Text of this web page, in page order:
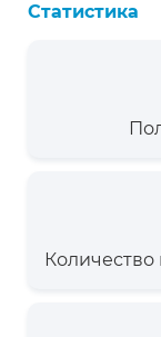
Статистика